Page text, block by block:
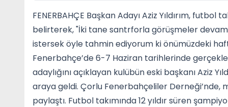
FENERBAHÇE Başkan Adayı Aziz Yıldırım,
belirterek, "İki tane santrforla görüşmeler
istersek öyle tahmin ediyorum ki önümüzdeki
Fenerbahçe’de 6-7 Haziran tarihlerinde
adaylığını açıklayan kulübün eski başkanı Aziz
araya geldi. Çorlu Fenerbahçeliler Derneği’nde,
paylaştı. Futbol takımında 12 yıldır süren